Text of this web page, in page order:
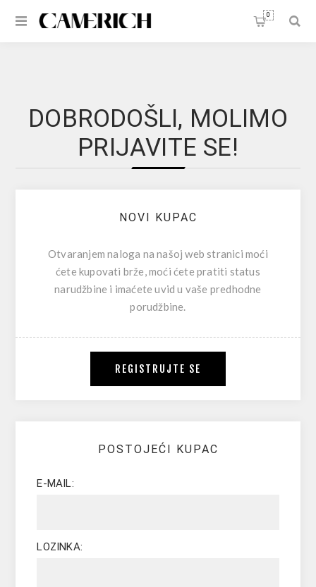
0
DOBRODOŠLI, MOLIMO
PRIJAVITE SE!
NOVI KUPAC
Otvaranjem naloga na našoj web stranici moći
ćete kupovati brže, moći ćete pratiti status
narudžbine i imaćete uvid u vaše predhodne
porudžbine.
REGISTRUJTE SE
POSTOJEĆI KUPAC
E-MAIL:
LOZINKA: